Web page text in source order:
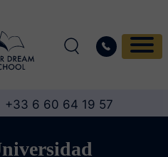
+33 6 60 64 19 57